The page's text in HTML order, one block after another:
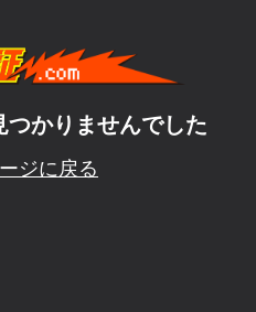
かりませんでした
ジに戻る